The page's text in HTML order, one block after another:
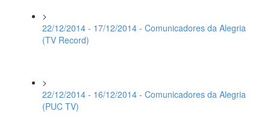
>
22/12/2014 - 17/12/2014 - Comunicadores da Alegria
(TV Record)
>
22/12/2014 - 16/12/2014 - Comunicadores da Alegria
(PUC TV)